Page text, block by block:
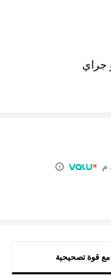
جراي
م
مع قوة تصحيحية